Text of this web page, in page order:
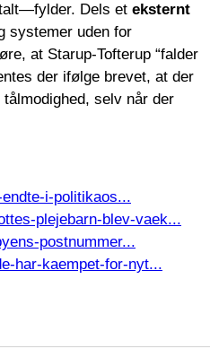
Dels et eksternt
systemer uden for
at Starup-Tofterup “falder
der ifølge brevet, at der
selv når der
i-politikaos...
plejebarn-blev-vaek...
postnummer...
har-kaempet-for-nyt...